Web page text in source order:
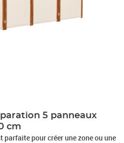
5 panneaux
cm
parfaite pour créer une zone ou une